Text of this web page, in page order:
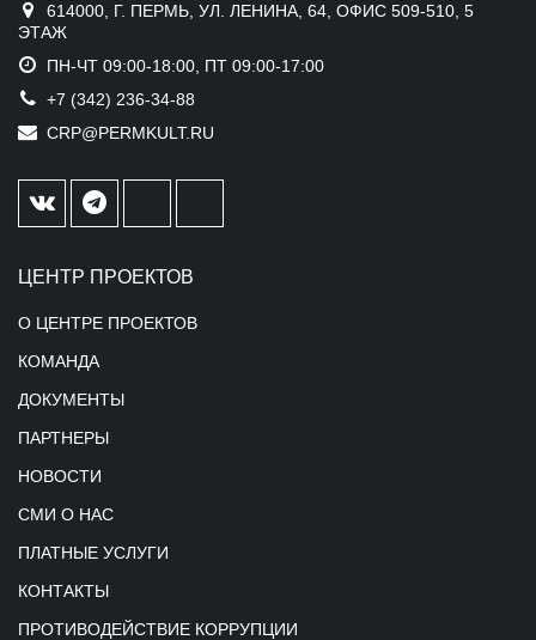
614000, Г. ПЕРМЬ, УЛ. ЛЕНИНА, 64, ОФИС 509-510, 5
ЭТАЖ
ПН-ЧТ 09:00-18:00, ПТ 09:00-17:00
+7 (342) 236-34-88
CRP@PERMKULT.RU
ЦЕНТР ПРОЕКТОВ
О ЦЕНТРЕ ПРОЕКТОВ
КОМАНДА
ДОКУМЕНТЫ
ПАРТНЕРЫ
НОВОСТИ
СМИ О НАС
ПЛАТНЫЕ УСЛУГИ
КОНТАКТЫ
ПРОТИВОДЕЙСТВИЕ КОРРУПЦИИ